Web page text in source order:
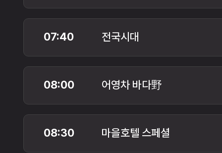
07:40 전국시대
08:00 어영차 바다野
08:30 마을호텔 스페셜